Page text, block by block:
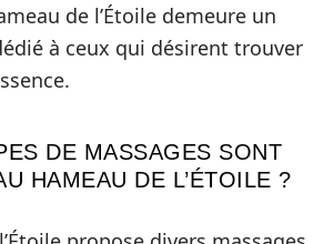
de l’Étoile demeure un
à ceux qui désirent trouver
DE MASSAGES SONT
HAMEAU DE L’ÉTOILE ?